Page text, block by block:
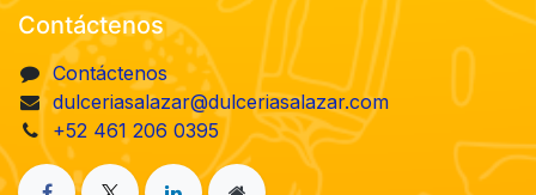
Contáctenos
Contáctenos
dulceriasalazar@dulceriasalazar.com
+52 461 206 0395